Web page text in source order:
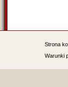
Strona
Warunki